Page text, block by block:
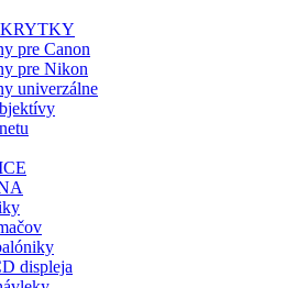
pre Canon
pre Nikon
univerzálne
displeja